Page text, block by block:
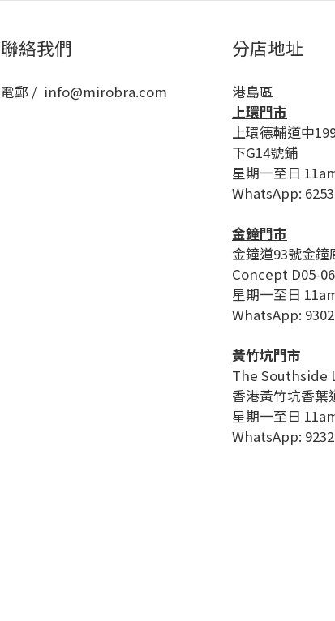
聯絡我們
電郵 / info@mirobra.com
分店地址
港島區
上環門市
上環德輔道中
下G14號鋪
星期一至日
WhatsApp:
金鐘門市
金鐘道93號金鐘
Concept D05-
星期一至日
WhatsApp:
黃竹坑門市
The Southside
香港黃竹坑香葉
星期一至日
WhatsApp: